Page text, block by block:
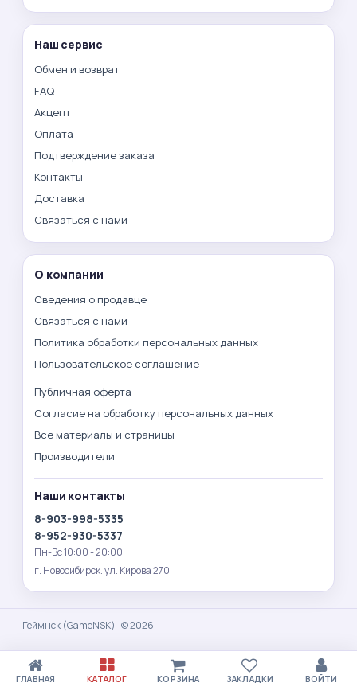
Наш сервис
Обмен и возврат
FAQ
Акцепт
Оплата
Подтверждение заказа
Контакты
Доставка
Связаться с нами
О компании
Сведения о продавце
Связаться с нами
Политика обработки персональных данных
Пользовательское соглашение
Публичная оферта
Согласие на обработку персональных данных
Все материалы и страницы
Производители
Наши контакты
8-903-998-5335
8-952-930-5337
Пн-Вс 10:00 - 20:00
г. Новосибирск. ул. Кирова 270
Геймнск (GameNSK) · © 2026
ГЛАВНАЯ КАТАЛОГ КОРЗИНА ЗАКЛАДКИ ВОЙТИ